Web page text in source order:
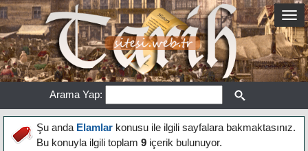
Arama Yap:
Şu anda Elamlar konusu ile ilgili sayfalara bakmaktasınız.
Bu konuyla ilgili toplam 9 içerik bulunuyor.